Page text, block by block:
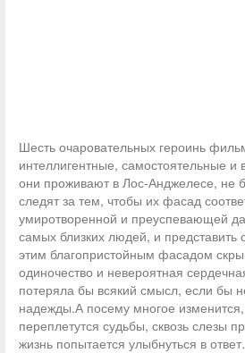
Шесть очаровательных героинь
интеллигентные, самостоятельные и
они проживают в Лос-Анджелесе, не
следят за тем, чтобы их фасад
умиротворенной и преуспевающей
самых близких людей, и представить
этим благопристойным фасадом
одиночество и невероятная
потеряла бы всякий смысл, если бы
надежды.А посему многое изменится,
переплетутся судьбы, сквозь слезы
жизнь попытается улыбнуться в